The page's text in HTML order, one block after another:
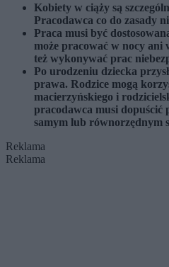
Kobiety w ciąży są
Pracodawca co do zasady
Praca musi być
może pracować w nocy ani
też wykonywać prac
Po urodzeniu dziecka
prawa. Rodzice mogą
macierzyńskiego i
pracodawca musi
samym lub równorzędnym
Reklama
Reklama